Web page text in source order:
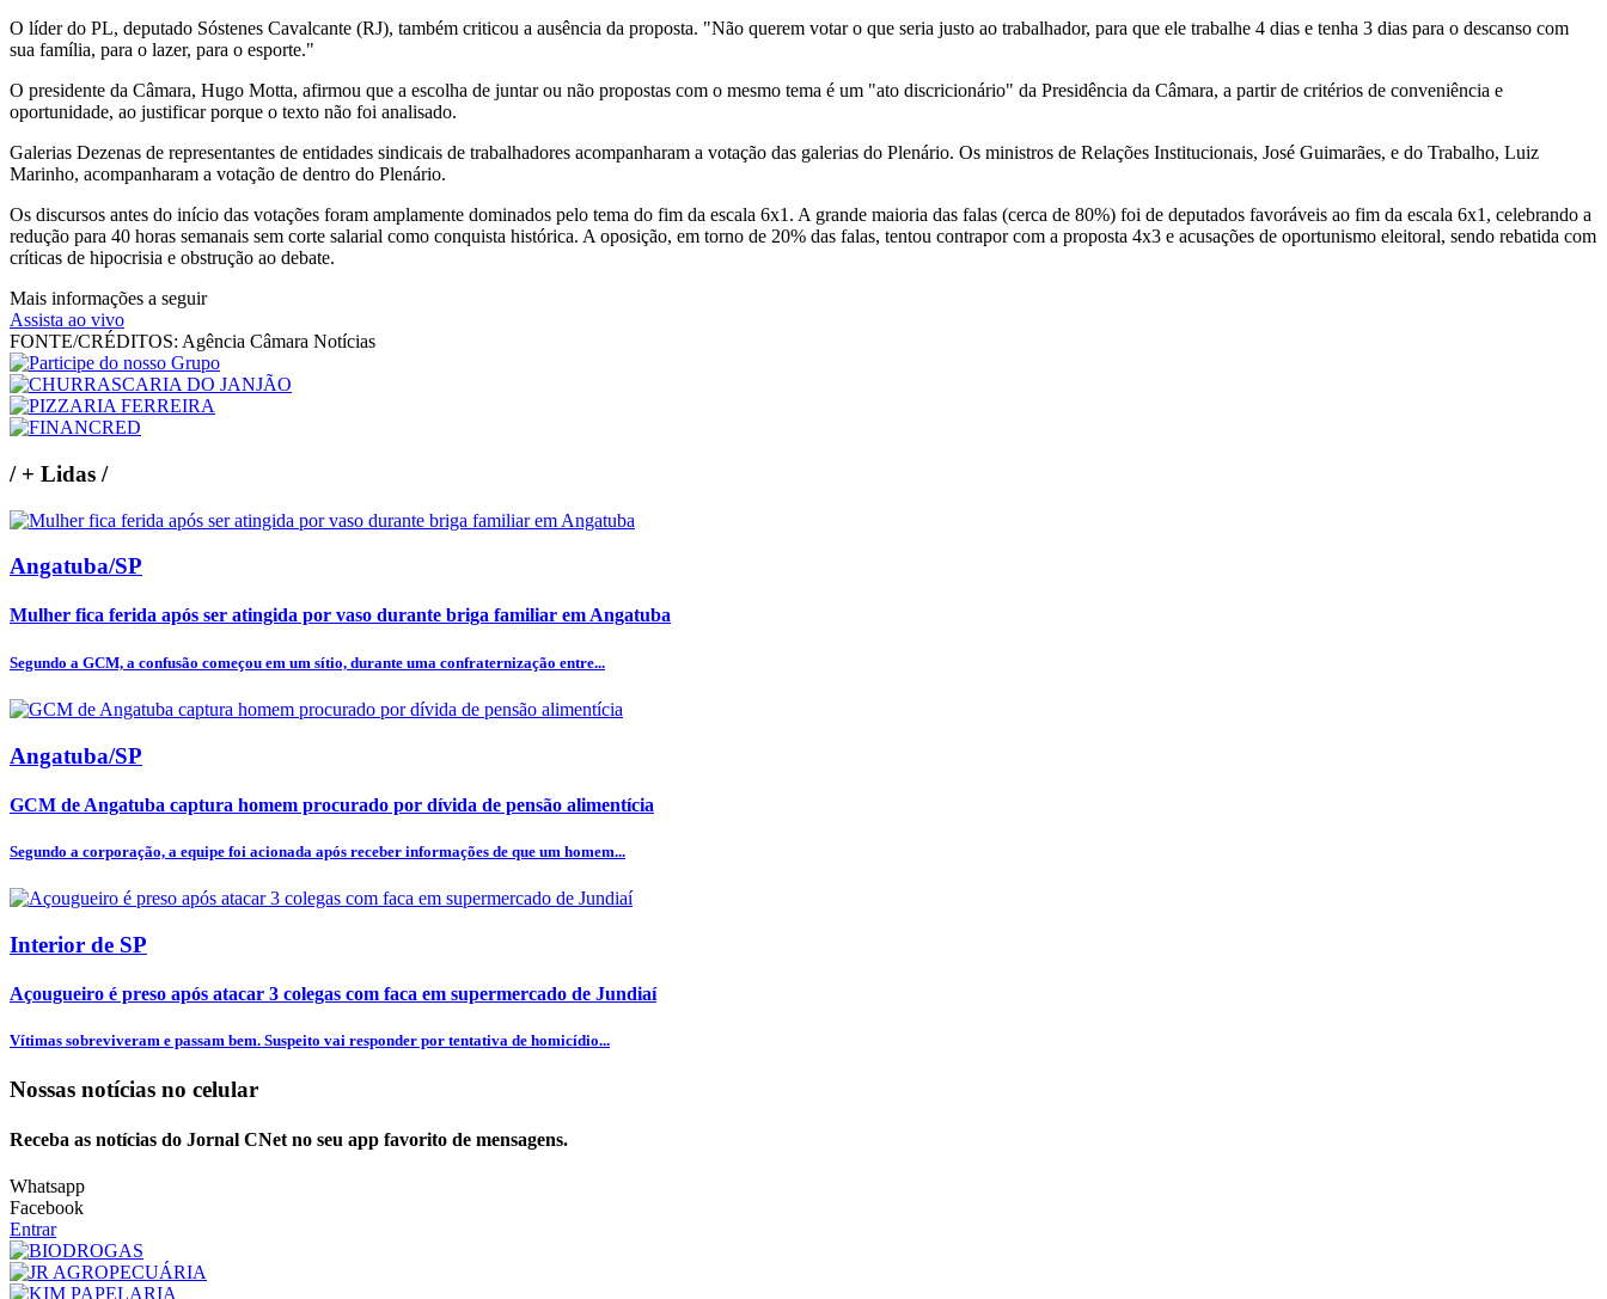
O líder do PL, deputado Sóstenes Cavalcante (RJ), também criticou a ausência da proposta. "Não querem votar o que seria justo ao trabalhador, para que ele trabalhe 4 dias e tenha 3 dias para o descanso com
sua família, para o lazer, para o esporte."
O presidente da Câmara, Hugo Motta, afirmou que a escolha de juntar ou não propostas com o mesmo tema é um "ato discricionário" da Presidência da Câmara, a partir de critérios de conveniência e
oportunidade, ao justificar porque o texto não foi analisado.
Galerias Dezenas de representantes de entidades sindicais de trabalhadores acompanharam a votação das galerias do Plenário. Os ministros de Relações Institucionais, José Guimarães, e do Trabalho, Luiz
Marinho, acompanharam a votação de dentro do Plenário.
Os discursos antes do início das votações foram amplamente dominados pelo tema do fim da escala 6x1. A grande maioria das falas (cerca de 80%) foi de deputados favoráveis ao fim da escala 6x1, celebrando a
redução para 40 horas semanais sem corte salarial como conquista histórica. A oposição, em torno de 20% das falas, tentou contrapor com a proposta 4x3 e acusações de oportunismo eleitoral, sendo rebatida com
críticas de hipocrisia e obstrução ao debate.
Mais informações a seguir
Assista ao vivo
FONTE/CRÉDITOS: Agência Câmara Notícias
/+ Lidas /
Angatuba/SP
Mulher fica ferida após ser atingida por vaso durante briga familiar em Angatuba
Segundo a GCM, a confusão começou em um sítio, durante uma confraternização entre...
Angatuba/SP
GCM de Angatuba captura homem procurado por dívida de pensão alimentícia
Segundo a corporação, a equipe foi acionada após receber informações de que um homem...
Interior de SP
Açougueiro é preso após atacar 3 colegas com faca em supermercado de Jundiaí
Vítimas sobreviveram e passam bem. Suspeito vai responder por tentativa de homicídio...
Nossas notícias no celular
Receba as notícias do Jornal CNet no seu app favorito de mensagens.
Whatsapp
Facebook
Entrar